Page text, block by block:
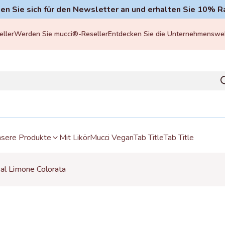
Sie sich für den Newsletter an und erhalten Sie 10%
Werden Sie mucci®-ResellerEntdecken Sie die
Produkte Mit LikörMucci VeganTab TitleTab Title
Limone Colorata